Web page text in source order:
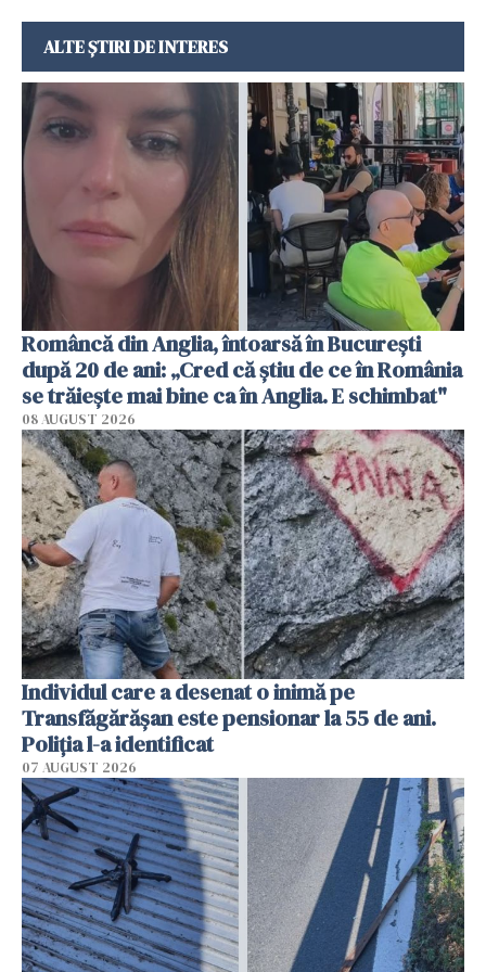
ALTE ȘTIRI DE INTERES
Româncă din Anglia, întoarsă în București
după 20 de ani: „Cred că știu de ce în România
se trăiește mai bine ca în Anglia. E schimbat"
08 AUGUST 2026
Individul care a desenat o inimă pe
Transfăgărășan este pensionar la 55 de ani.
Poliția l-a identificat
07 AUGUST 2026